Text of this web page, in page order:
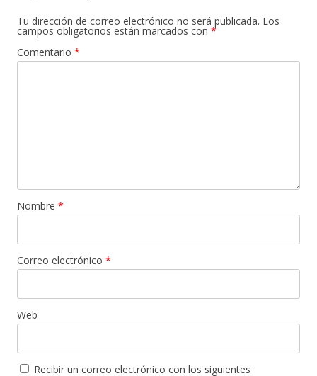
Tu dirección de correo electrónico no será publicada. Los
campos obligatorios están marcados con *
Comentario *
Nombre *
Correo electrónico *
Web
Recibir un correo electrónico con los siguientes